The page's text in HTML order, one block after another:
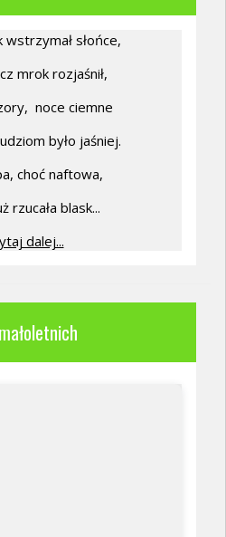
wstrzymał słońce,
mrok rozjaśnił,
noce ciemne
było jaśniej.
choć naftowa,
rzucała blask...
dalej...